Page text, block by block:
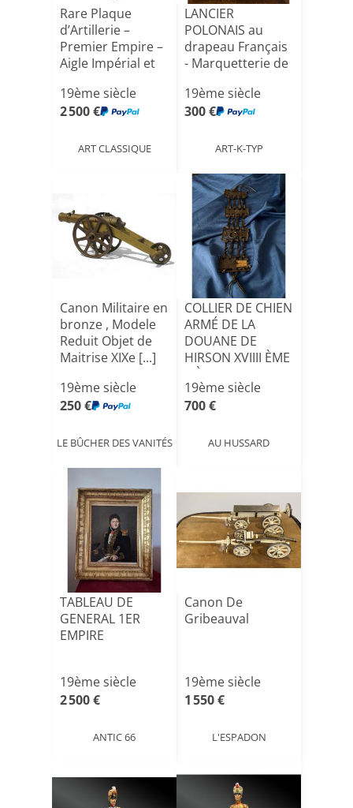
Rare Plaque
d’Artillerie –
Premier Empire –
Aigle Impérial et
19ème siècle
2 500 €
ART CLASSIQUE
LANCIER
POLONAIS au
drapeau Français
- Marquetterie de
19ème siècle
300 €
ART-K-TYP
Canon Militaire en
bronze , Modele
Reduit Objet de
Maitrise XIXe [...]
19ème siècle
250 €
LE BÛCHER DES VANITÉS
COLLIER DE CHIEN
ARMÉ DE LA
DOUANE DE
HIRSON XVIIII ÈME
SIÈ[...]
19ème siècle
700 €
AU HUSSARD
TABLEAU DE
GENERAL 1ER
EMPIRE
19ème siècle
2 500 €
ANTIC 66
Canon De
Gribeauval
19ème siècle
1 550 €
L'ESPADON